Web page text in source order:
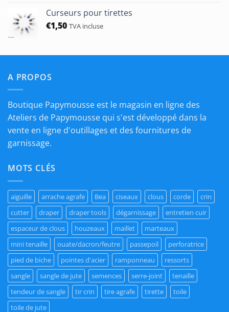
prix :
Curseurs pour tirettes
€1,50 TVA incluse
A PROPOS
Boutique Papymousse est le magasin en ligne des
Ateliers de Papymousse qui s'est développé dans la
vente en ligne d'outillages et des fournitures de
garnissage.
MOTS CLÉS
aiguille arrache agrafe Bea ciseaux clous corde
crin
cutter
draper draper tools dégarnissage
entretien cuir
espaceur de clous
houzeaux maillet
marteaux
mini tenaille
ouate/dacron/feutre passepoil
perforatrice
pied de biche
pointes d'acier ramponneau
ressorts
sangle
sangle de jute semences serre-joint
tenaille
tendeur de sangle
tir crin tire agrafe tirette
toile
toile de jute